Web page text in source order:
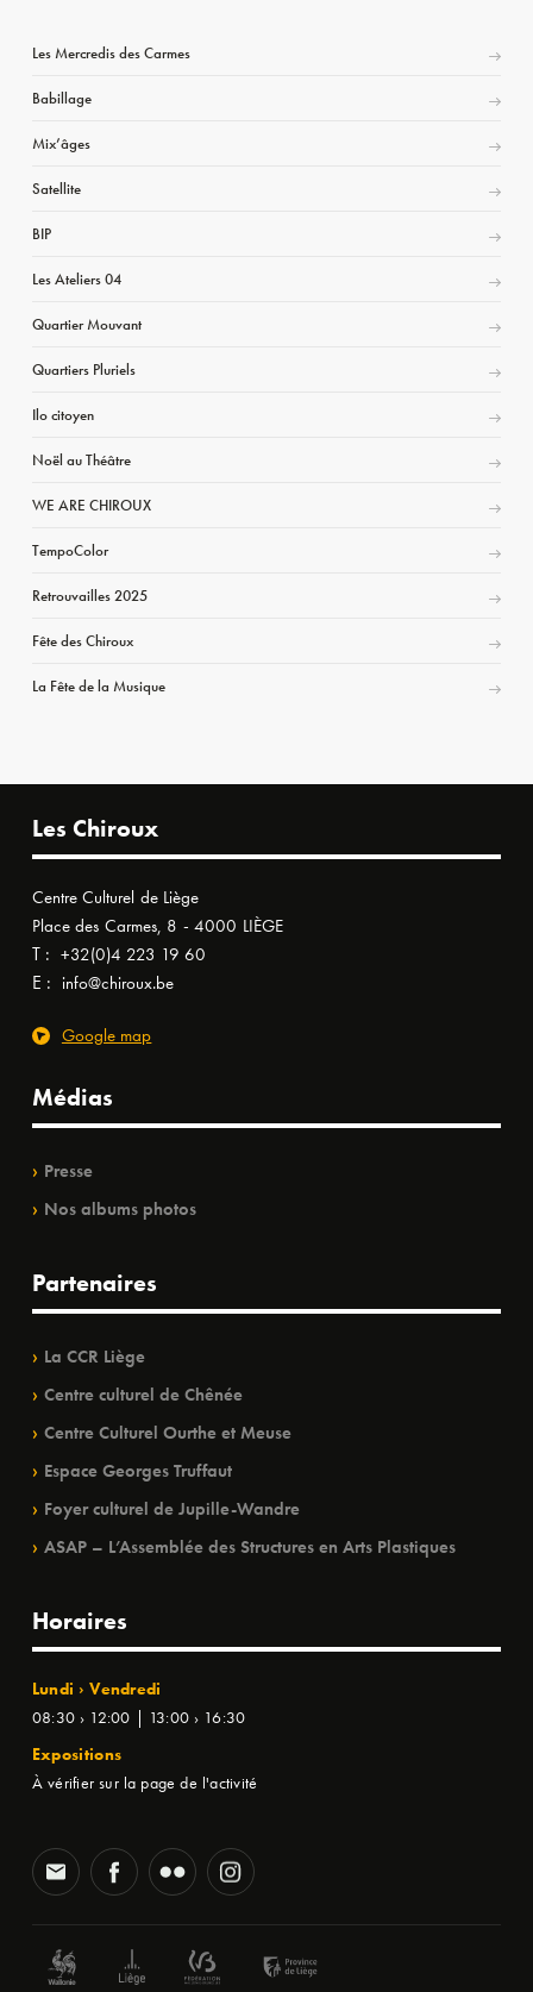
Les Mercredis des Carmes
Babillage
Mix’âges
Satellite
BIP
Les Ateliers 04
Quartier Mouvant
Quartiers Pluriels
Ilo citoyen
Noël au Théâtre
WE ARE CHIROUX
TempoColor
Retrouvailles 2025
Fête des Chiroux
La Fête de la Musique
Les Chiroux
Centre Culturel de Liège
Place des Carmes, 8 - 4000 LIÈGE
T : +32(0)4 223 19 60
E : info@chiroux.be
Google map
Médias
Presse
Nos albums photos
Partenaires
La CCR Liège
Centre culturel de Chênée
Centre Culturel Ourthe et Meuse
Espace Georges Truffaut
Foyer culturel de Jupille-Wandre
ASAP – L’Assemblée des Structures en Arts Plastiques
Horaires
Lundi › Vendredi
08:30 › 12:00 | 13:00 › 16:30
Expositions
À vérifier sur la page de l'activité